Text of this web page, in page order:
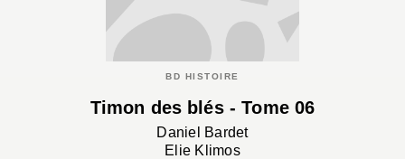
BD HISTOIRE
Timon des blés - Tome 06
Daniel Bardet
Elie Klimos